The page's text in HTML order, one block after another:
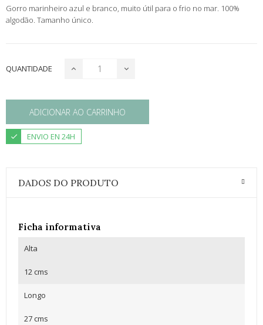
Gorro marinheiro azul e branco, muito útil para o frio no mar. 100%
algodão. Tamanho único.
QUANTIDADE
ADICIONAR AO CARRINHO
ENVIO EN 24H
DADOS DO PRODUTO
Ficha informativa
Alta
12 cms
Longo
27 cms